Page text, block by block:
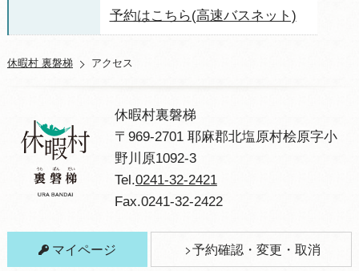
予約はこちら(高速バスネット)
休暇村 裏磐梯 アクセス
休暇村裏磐梯
〒969-2701 耶麻郡北塩原村桧原字小
野川原1092-3
Tel.0241-32-2421
Fax.0241-32-2422
マイページ 予約確認・変更・取消